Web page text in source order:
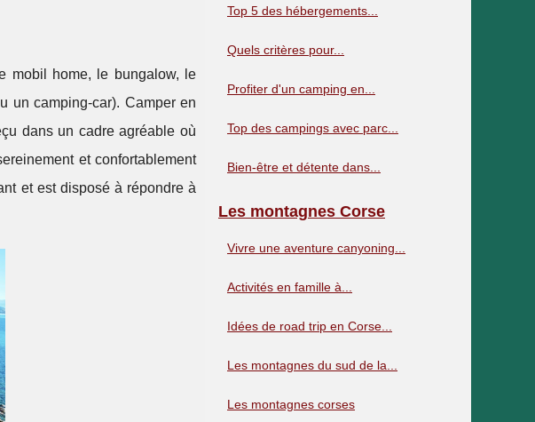
mobil home, le bungalow, le
un camping-car). Camper en
dans un cadre agréable où
et confortablement
et est disposé à répondre à
Top 5 des hébergements...
Quels critères pour...
Profiter d'un camping en...
Top des campings avec parc...
Bien-être et détente dans...
Les montagnes Corse
Vivre une aventure canyoning...
Activités en famille à...
Idées de road trip en Corse...
Les montagnes du sud de la...
Les montagnes corses